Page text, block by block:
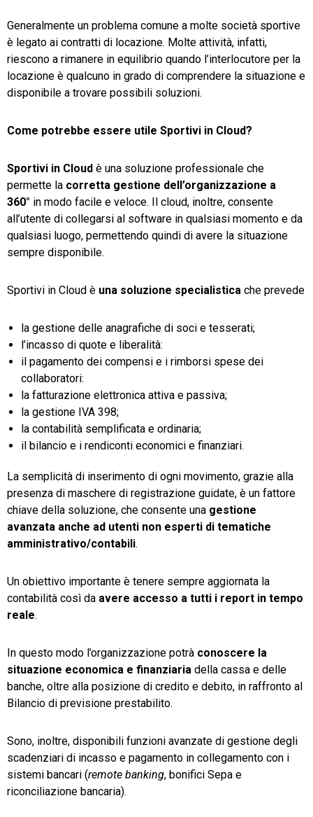
Generalmente un problema comune a molte società sportive
è legato ai contratti di locazione. Molte attività, infatti,
riescono a rimanere in equilibrio quando l’interlocutore per la
locazione è qualcuno in grado di comprendere la situazione e
disponibile a trovare possibili soluzioni.
Come potrebbe essere utile Sportivi in Cloud?
Sportivi in Cloud è una soluzione professionale che
permette la corretta gestione dell’organizzazione a
360° in modo facile e veloce. Il cloud, inoltre, consente
all’utente di collegarsi al software in qualsiasi momento e da
qualsiasi luogo, permettendo quindi di avere la situazione
sempre disponibile.
Sportivi in Cloud è una soluzione specialistica che prevede
la gestione delle anagrafiche di soci e tesserati;
l’incasso di quote e liberalità:
il pagamento dei compensi e i rimborsi spese dei
collaboratori:
la fatturazione elettronica attiva e passiva;
la gestione IVA 398;
la contabilità semplificata e ordinaria;
il bilancio e i rendiconti economici e finanziari.
La semplicità di inserimento di ogni movimento, grazie alla
presenza di maschere di registrazione guidate, è un fattore
chiave della soluzione, che consente una gestione
avanzata anche ad utenti non esperti di tematiche
amministrativo/contabili.
Un obiettivo importante è tenere sempre aggiornata la
contabilità così da avere accesso a tutti i report in tempo
reale.
In questo modo l’organizzazione potrà conoscere la
situazione economica e finanziaria della cassa e delle
banche, oltre alla posizione di credito e debito, in raffronto al
Bilancio di previsione prestabilito.
Sono, inoltre, disponibili funzioni avanzate di gestione degli
scadenziari di incasso e pagamento in collegamento con i
sistemi bancari (remote banking, bonifici Sepa e
riconciliazione bancaria).